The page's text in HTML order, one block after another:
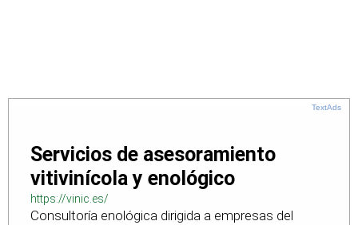
TextAds
Servicios de asesoramiento
vitivinícola y enológico
https://vinic.es/
Consultoría enológica dirigida a empresas del